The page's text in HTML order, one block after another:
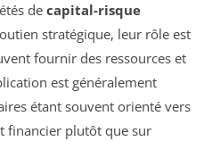
de capital-risque
stratégique, leur rôle est
fournir des ressources et
est généralement
étant souvent orienté vers
financier plutôt que sur